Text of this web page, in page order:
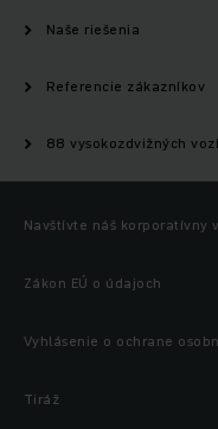
Naše riešenia
Referencie zákazníkov
88 vysokozdvižných
Navštívte náš korporatívny
Zákon EÚ o údajoch
Vyhlásenie o ochrane
Tiráž